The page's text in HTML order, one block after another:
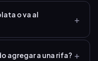
o va al
+
agregar a una rifa? +